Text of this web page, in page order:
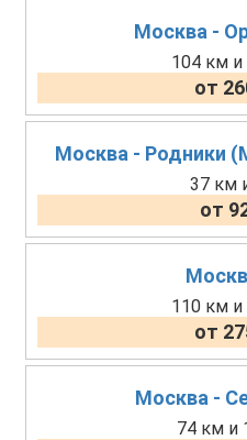
Москва -
104 км и
от
Москва - Родники
37 км
от
110 км и
от
Москва -
74 км и